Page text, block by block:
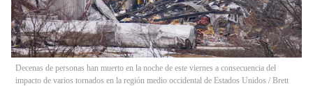
Decenas de personas han muerto en la noche de este viernes a consecuencia del
impacto de varios tornados en la región medio occidental de Estados Unidos / Brett